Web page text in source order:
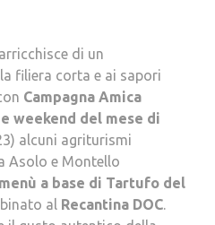
di un
filiera corta e ai sapori
Campagna Amica
weekend del mese di
alcuni agriturismi
Asolo e Montello
menù a base di Tartufo del
al Recantina DOC.